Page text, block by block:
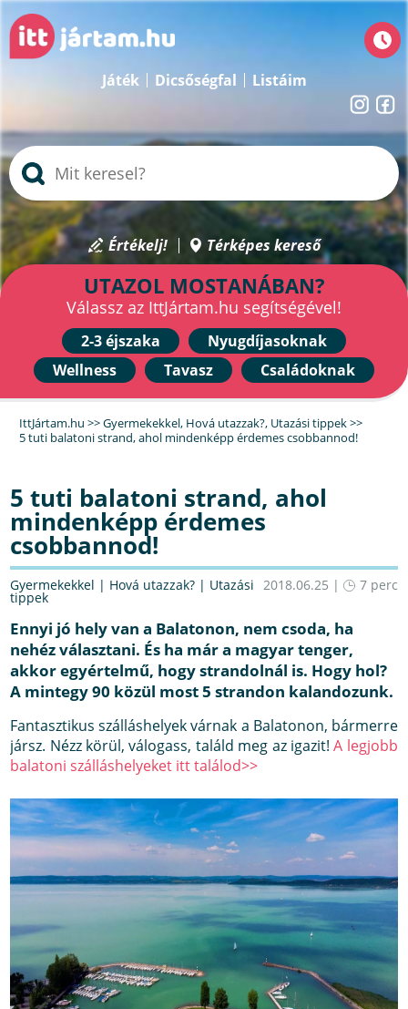
Játék Dicsőségfal Listáim
Értékelj! Térképes kereső
UTAZOL MOSTANÁBAN?
Válassz az IttJártam.hu segítségével!
2-3 éjszaka
Nyugdíjasoknak
Wellness
Tavasz Családoknak
IttJártam.hu >>Gyermekekkel, Hová utazzak?, Utazási tippek>>
5 tuti balatoni strand, ahol mindenképp érdemes csobbannod!
5 tuti balatoni strand, ahol
mindenképp érdemes
csobbannod!
Gyermekekkel | Hová utazzak? | Utazási
tippek
2018.06.25 | 7 perc
Ennyi jó hely van a Balatonon, nem csoda, ha
nehéz választani. És ha már a magyar tenger,
akkor egyértelmű, hogy strandolnál is. Hogy hol?
A mintegy 90 közül most 5 strandon kalandozunk.
Fantasztikus szálláshelyek várnak a Balatonon, bármerre
jársz. Nézz körül, válogass, találd meg az igazit!A legjobb
balatoni szálláshelyeket itt találod>>